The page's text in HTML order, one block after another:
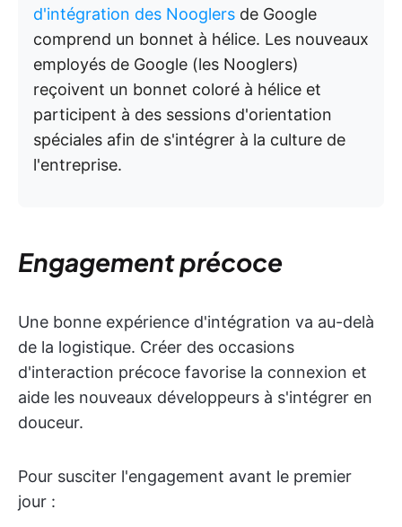
d'intégration des Nooglers de Google
comprend un bonnet à hélice. Les nouveaux
employés de Google (les Nooglers)
reçoivent un bonnet coloré à hélice et
participent à des sessions d'orientation
spéciales afin de s'intégrer à la culture de
l'entreprise.
Engagement précoce
Une bonne expérience d'intégration va au-delà
de la logistique. Créer des occasions
d'interaction précoce favorise la connexion et
aide les nouveaux développeurs à s'intégrer en
douceur.
Pour susciter l'engagement avant le premier
jour :